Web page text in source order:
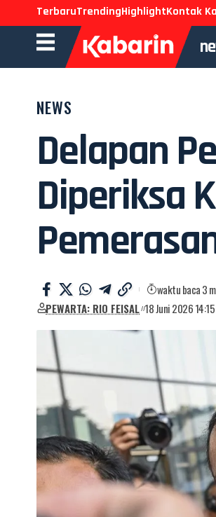
TerbaruTrendingHighlightKontak
NEWS
Delapan
Diperiksa
PEWARTA: RIO FEISAL 18 Juni 2026
waktu baca 3